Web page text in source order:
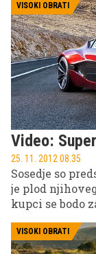
so Američani
razvpitega
VISOKI OBRATI
Video:
25. 11. 2012 08.35
Sosedje so
je plod
kupci se bodo
VISOKI OBRATI